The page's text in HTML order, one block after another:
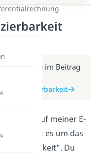
erhältst du im Beitrag
Differenzierbarkeit
auf meiner E-
geht es um das
Du